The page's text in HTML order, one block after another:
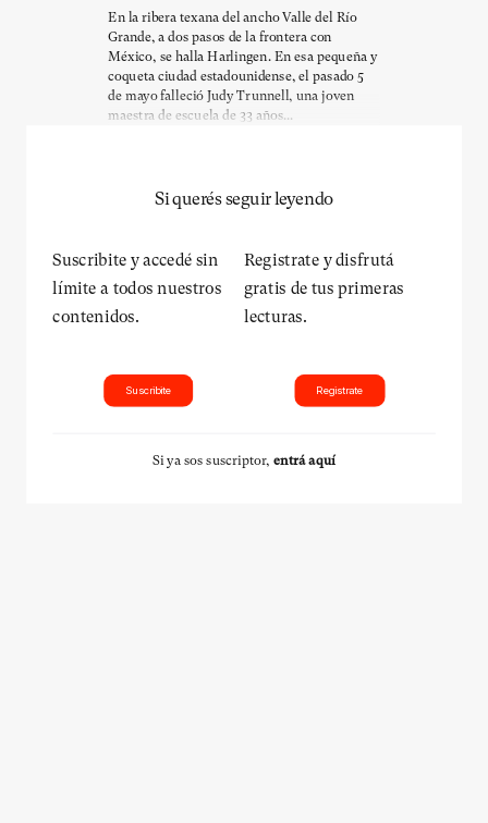
En la ribera texana del ancho Valle del Río
Grande, a dos pasos de la frontera con
México, se halla Harlingen. En esa pequeña y
coqueta ciudad estadounidense, el pasado 5
de mayo falleció Judy Trunnell, una joven
maestra de escuela de 33 años...
Si querés seguir leyendo
Suscribite y accedé sin
límite a todos nuestros
contenidos.
Suscribite
Registrate y disfrutá
gratis de tus primeras
lecturas.
Registrate
Si ya sos suscriptor, entrá aquí